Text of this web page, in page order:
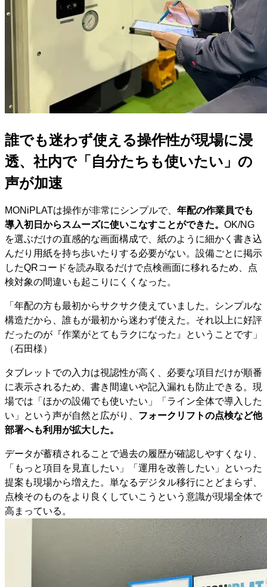
誰でも迷わず使える操作性が現場に浸
透、社内で「自分たちも使いたい」の
声が加速
MONiPLATは操作が非常にシンプルで、 年配の作業員でも
導入初日からスムーズに使いこなすことができた。 OK/NG
を選ぶだけの直感的な画面構成で、紙のように細かく書き込
んだり用紙を持ち歩いたりする必要がない。設備ごとに掲示
したQRコードを読み取るだけで点検画面に移れるため、点
検対象の間違いも起こりにくくなった。
「年配の方も最初からサクサク使えていました。シンプルな
構造だから、誰もが最初から迷わず使えた。それ以上に好評
だったのが『作業がとてもラクになった』ということです」
（石田様）
タブレットでの入力は視認性が高く、必要な項目だけが順番
に表示されるため、書き間違いや記入漏れも防止できる。現
場では「ほかの設備でも使いたい」「ライン全体で導入した
い」という声が自然と広がり、 フォークリフトの点検など他
部署へも利用が拡大した。
データが蓄積されることで過去の履歴が確認しやすくなり、
「もっと項目を見直したい」「運用を改善したい」といった
提案も現場から増えた。単なるデジタル移行にとどまらず、
点検そのものをより良くしていこうという意識が現場全体で
高まっている。